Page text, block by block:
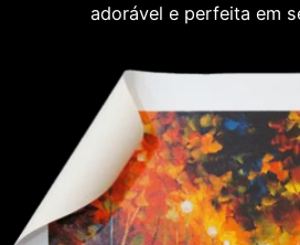
adorável e perfeita em